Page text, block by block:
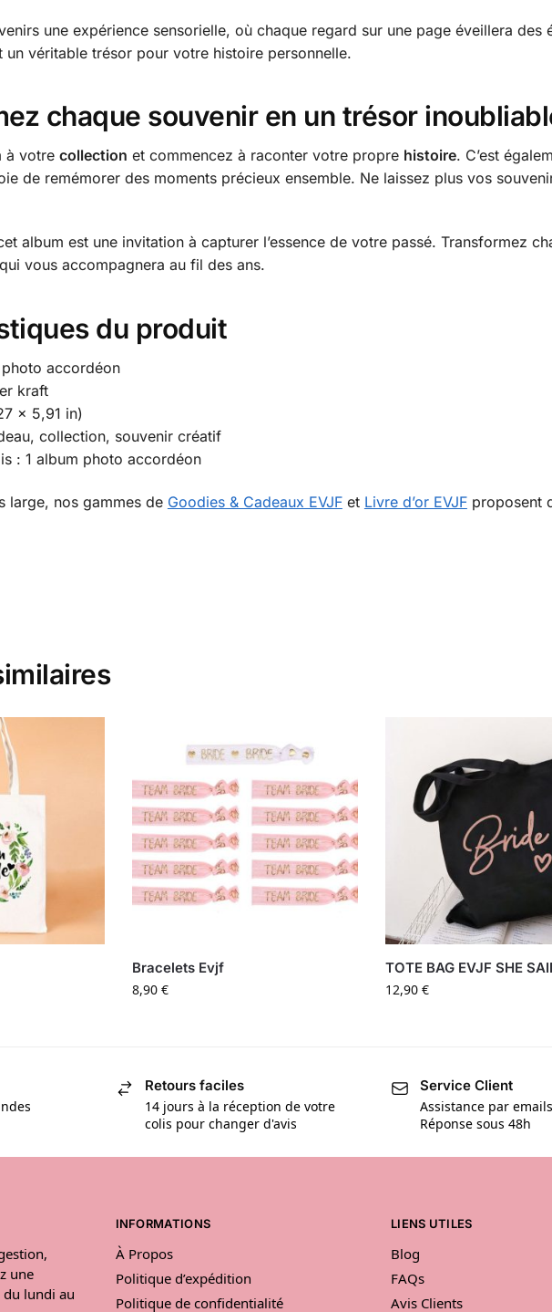
une expérience sensorielle, où chaque regard sur une page éveillera
un véritable trésor pour votre histoire personnelle.
chaque souvenir en un trésor
à votre collection et commencez à raconter votre propre histoire. C’est
de remémorer des moments précieux ensemble. Ne laissez plus vos
album est une invitation à capturer l’essence de votre passé. Transformez
vous accompagnera au fil des ans.
du produit
accordéon
kraft
x 5,91 in)
collection, souvenir créatif
: 1 album photo accordéon
large, nos gammes de Goodies & Cadeaux EVJFet Livre d’or EVJFproposent
Bracelets Evjf
8,90 €
TOTE BAG EVJF SHE
12,90€
Retours faciles
14 jours à la réception de votre
colis pour changer d'avis
Service Client
Assistance par
Réponse sous 48h
une
lundi au
INFORMATIONS
À Propos
Politique d’expédition
Politique de confidentialité
LIENS UTILES
Blog
FAQs
Avis Clients